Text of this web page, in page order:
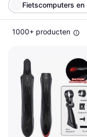
Fietscomputers en
1000+ producten